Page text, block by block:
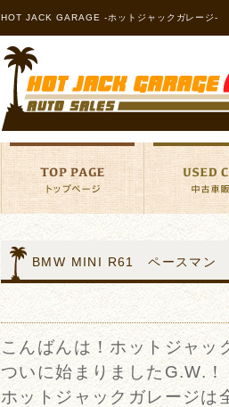
HOT JACK GARAGE -ホットジャックガレージ-
BMW MINI R61 ペースマン
こんばんは！ホットジャ
ついに始まりましたG.W.！
ホットジャックガレージは